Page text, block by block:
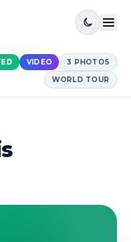
VIDEO 3 PHOTOS
WORLD TOUR